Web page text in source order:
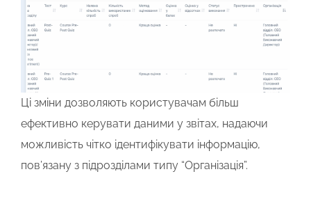
Ці зміни дозволяють користувачам більш
ефективно керувати даними у звітах, надаючи
можливість чітко ідентифікувати інформацію,
пов’язану з підрозділами типу “Організація”.